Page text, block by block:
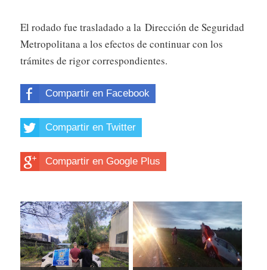
El rodado fue trasladado a la Dirección de Seguridad
Metropolitana a los efectos de continuar con los
trámites de rigor correspondientes.
Compartir en Facebook
Compartir en Twitter
Compartir en Google Plus